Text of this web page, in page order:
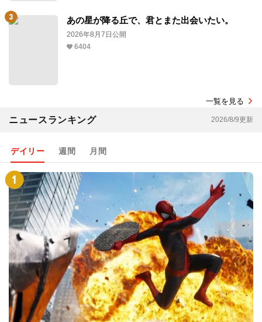
あの星が降る丘で、君とまた出会いたい。
2026年8月7日公開
6404
一覧を見る
ニュースランキング 2026/8/9更新
デイリー 週間 月間